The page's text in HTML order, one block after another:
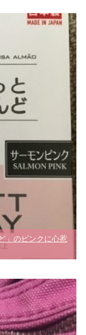
」のピンクに心惹